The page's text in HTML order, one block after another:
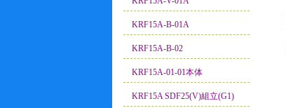
KRF15A-B-01A
KRF15A-B-02
KRF15A-01-01本体
KRF15A SDF25(V)組立(G1)